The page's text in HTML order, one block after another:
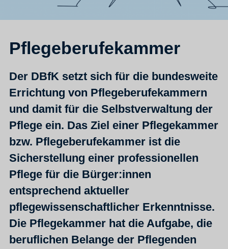
Pflegeberufekammer
Der DBfK setzt sich für die bundesweite
Errichtung von Pflegeberufekammern
und damit für die Selbstverwaltung der
Pflege ein. Das Ziel einer Pflegekammer
bzw. Pflegeberufekammer ist die
Sicherstellung einer professionellen
Pflege für die Bürger:innen
entsprechend aktueller
pflegewissenschaftlicher Erkenntnisse.
Die Pflegekammer hat die Aufgabe, die
beruflichen Belange der Pflegenden